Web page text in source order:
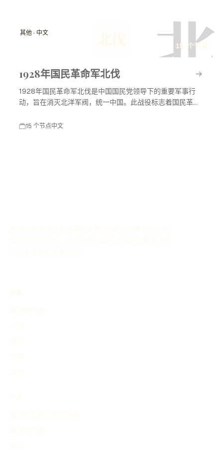
北
其他 · 中文
15 个节点
1928年国民革命军北伐
1928年国民革命军北伐是中国国民党领导下的重要军事行
动，旨在消灭北洋军阀，统一中国。此战役标志着国民革命
15 个节点中文